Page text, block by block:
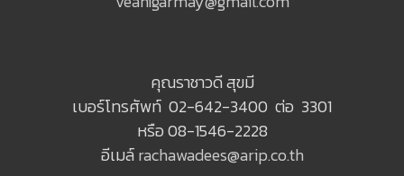
คุณราชาวดี สุขมี
เบอร์โทรศัพท์ 02-642-3400 ต่อ 3301
หรือ 08-1546-2228
อีเมล์rachawadees@arip.co.th